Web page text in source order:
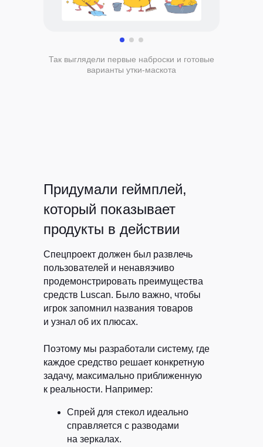
Так выглядели первые наброски и готовые
варианты утки-маскота
Придумали геймплей,
который показывает
продукты в действии
Спецпроект должен был развлечь
пользователей и ненавязчиво
продемонстрировать преимущества
средств Luscan. Было важно, чтобы
игрок запомнил названия товаров
и узнал об их плюсах.
Поэтому мы разработали систему, где
каждое средство решает конкретную
задачу, максимально приближенную
к реальности. Например:
Спрей для стекол идеально
справляется с разводами
на зеркалах.